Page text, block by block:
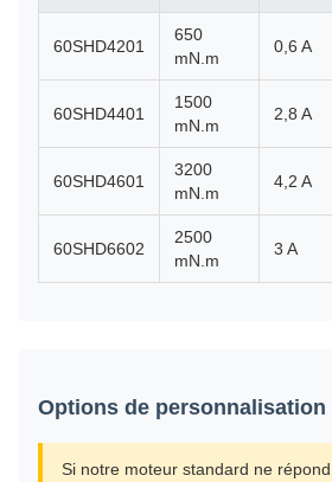
60SHD4201
650
mN.m
0,6 A
60SHD4401
1500
mN.m
2,8 A
60SHD4601
3200
mN.m
4,2 A
60SHD6602
2500
mN.m
3 A
Options de personnalisation
Si notre moteur standard ne